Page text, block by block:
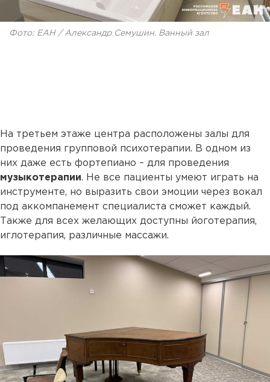
Фото: ЕАН / Александр Семушин. Ванный зал
На третьем этаже центра расположены залы для
проведения групповой психотерапии. В одном из
них даже есть фортепиано – для проведения
музыкотерапии. Не все пациенты умеют играть на
инструменте, но выразить свои эмоции через вокал
под аккомпанемент специалиста сможет каждый.
Также для всех желающих доступны йоготерапия,
иглотерапия, различные массажи.